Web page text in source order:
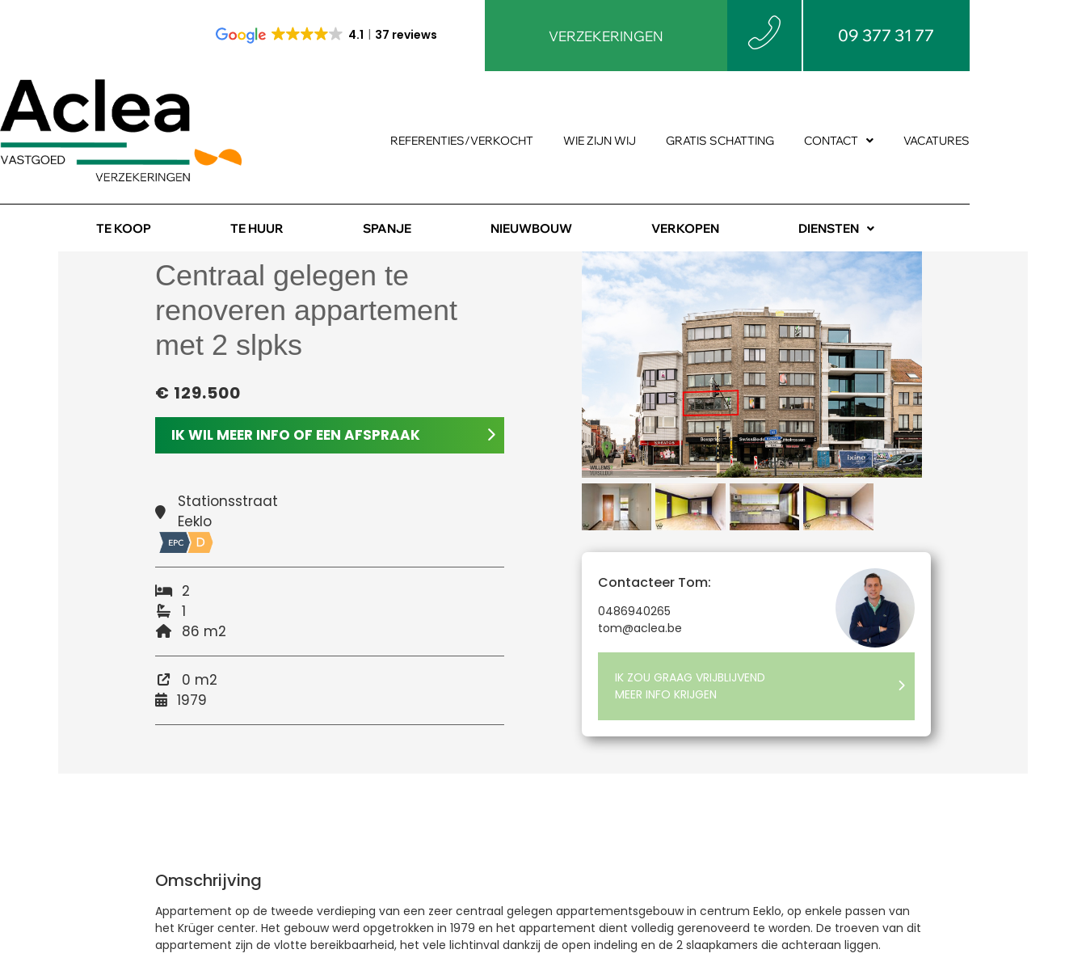
4.1 37 reviews VERZEKERINGEN 09 377 31 77
REFERENTIES/VERKOCHT WIE ZIJN WIJ GRATIS SCHATTING CONTACT VACATURES
TE KOOP TE HUUR SPANJE NIEUWBOUW VERKOPEN DIENSTEN
Centraal gelegen te
renoveren appartement
met 2 slpks
€ 129.500
IK WIL MEER INFO OF EEN AFSPRAAK
Stationsstraat
Eeklo
2
1
86 m2
0 m2
1979
Contacteer Tom:
0486940265
tom@aclea.be
IK ZOU GRAAG VRIJBLIJVEND
MEER INFO KRIJGEN
Omschrijving
Appartement op de tweede verdieping van een zeer centraal gelegen appartementsgebouw in centrum Eeklo, op enkele passen van
het Krüger center. Het gebouw werd opgetrokken in 1979 en het appartement dient volledig gerenoveerd te worden. De troeven van dit
appartement zijn de vlotte bereikbaarheid, het vele lichtinval dankzij de open indeling en de 2 slaapkamers die achteraan liggen.